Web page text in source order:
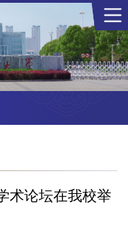
术论坛在我校举